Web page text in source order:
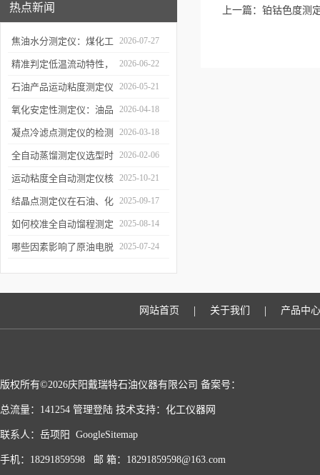
热点新闻
焦油水分测定仪：煤化工
生产提质降耗的检测支撑
2026-07-27
精准判定低温流动特性，
凝点倾点测定仪助力油品
质量检测
2026-06-22
石油产品运动粘度测定仪
的技术原理与行业应用
2026-05-21
氧化安定性测定仪：油品
寿命的“时间加速器”
2026-04-18
凝点冷滤点测定仪的检测
误差来源与控制
2026-03-18
全自动蒸馏测定仪选型时
需重点关注哪些参数？
2026-02-06
运动粘度全自动测定仪核
心原理
2025-10-21
结晶点测定仪在石油、化
工、燃料行业中的关键作
用
2025-09-17
如何校准全自动馏程测定
仪以确保数据准确性？
2025-08-14
哪些因素影响了原油电脱 2025-07-24
上一篇： 铂钴色度测
网站首页 | 关于我们 | 产品中心
版权所有©2026庆阳戴瑞特石油仪器有限公司 备案号：
总流量：141254 管理登陆 技术支持： 化工仪器网
联系人：岳项阳 GoogleSitemap
手机：18291859598 邮 箱：18291859598@163.com